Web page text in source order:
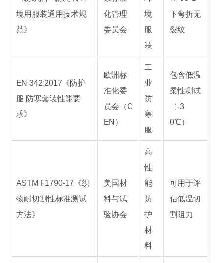
境用服装通用技术规
范》
化管理
委员会
境
服
装
下弯折无
裂纹
EN 342:2017《防护
服 防寒套装性能要
求》
欧洲标
准化委
员会（C
EN）
工
业
防
寒
服
包含低温
柔性测试
（-3
0℃）
ASTM F1790-17《织
物耐切割性标准测试
方法》
美国材
料与试
验协会
高
性
能
防
护
材
料
可用于评
估低温切
割阻力